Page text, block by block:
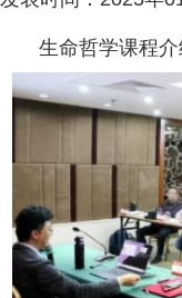
生命哲学课程介